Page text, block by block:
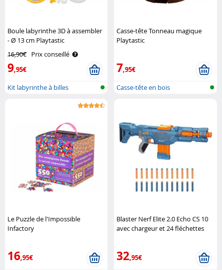
Boule labyrinthe 3D à assembler
- Ø 13 cm Playtastic
16,90€ Prix conseillé
9,95€
Kit labyrinthe à billes
Casse-tête Tonneau magique
Playtastic
7,95€
Casse-tête en bois
Le Puzzle de l'Impossible
Infactory
16,95€
Blaster Nerf Elite 2.0 Echo CS 10
avec chargeur et 24 fléchettes
32,95€